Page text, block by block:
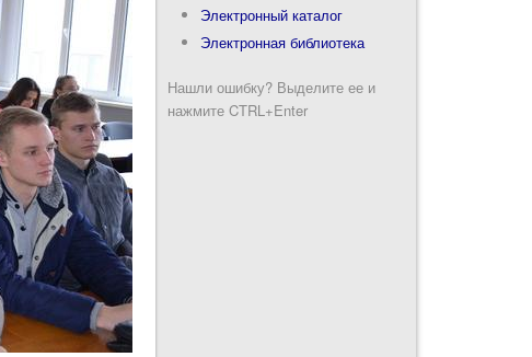
Электронный каталог
Электронная библиотека
Нашли ошибку? Выделите ее и
нажмите CTRL+Enter